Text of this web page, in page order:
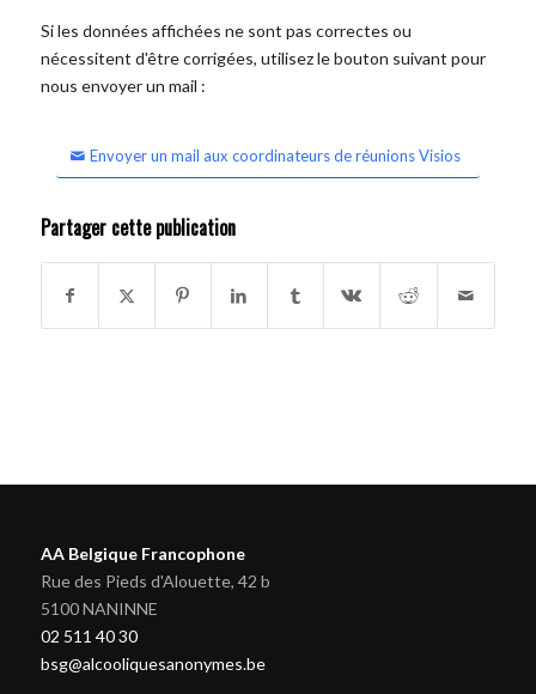
Si les données affichées ne sont pas correctes ou
nécessitent d'être corrigées, utilisez le bouton suivant pour
nous envoyer un mail :
Envoyer un mail aux coordinateurs de réunions Visios
Partager cette publication
AA Belgique Francophone
Rue des Pieds d'Alouette, 42 b
5100 NANINNE
02 511 40 30
bsg@alcooliquesanonymes.be